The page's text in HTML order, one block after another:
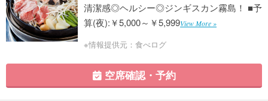
清潔感◎ヘルシー◎ジンギスカン霧島！ ■予
算(夜):￥5,000～￥5,999View More »
※情報提供元：食べログ
空席確認・予約